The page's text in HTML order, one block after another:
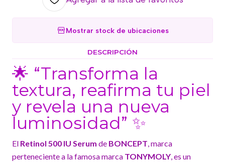
Mostrar stock de ubicaciones
DESCRIPCIÓN
🌟 “Transforma la
textura, reafirma tu piel
y revela una nueva
luminosidad” ✨
El Retinol 500 IU Serum de BONCEPT, marca
perteneciente a la famosa marca TONYMOLY, es un